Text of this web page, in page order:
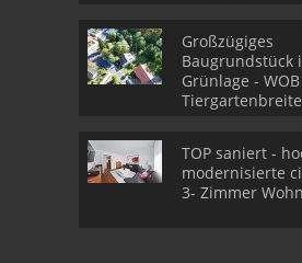
Großzügiges
Baugrundstück
Grünlage - WOB
Tiergartenbreite
TOP saniert -
modernisierte
3- Zimmer